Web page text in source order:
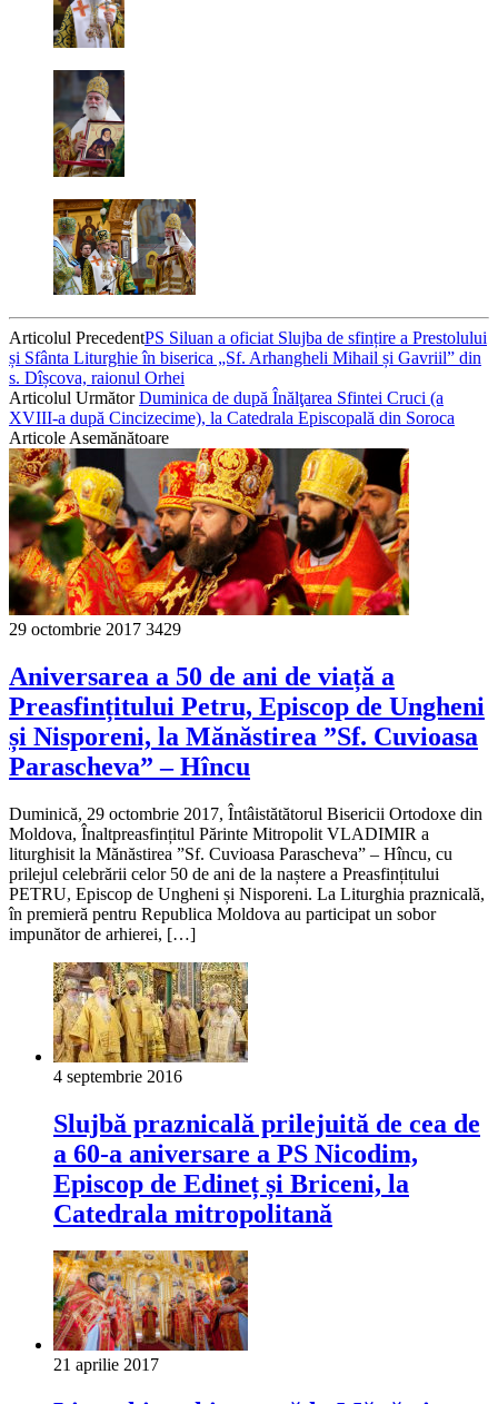
Articolul PrecedentPS Siluan a oficiat Slujba de sfințire a Prestolului
și Sfânta Liturghie în biserica „Sf. Arhangheli Mihail și Gavriil” din
s. Dîșcova, raionul Orhei
Articolul UrmătorDuminica de după Înălţarea Sfintei Cruci (a
XVIII-a după Cincizecime), la Catedrala Episcopală din Soroca
Articole Asemănătoare
29 octombrie 2017 3429
Aniversarea a 50 de ani de viață a
Preasfințitului Petru, Episcop de Ungheni
și Nisporeni, la Mănăstirea ”Sf. Cuvioasa
Parascheva” – Hîncu
Duminică, 29 octombrie 2017, Întâistătătorul Bisericii Ortodoxe din
Moldova, Înaltpreasfințitul Părinte Mitropolit VLADIMIR a
liturghisit la Mănăstirea ”Sf. Cuvioasa Parascheva” – Hîncu, cu
prilejul celebrării celor 50 de ani de la naștere a Preasfințitului
PETRU, Episcop de Ungheni și Nisporeni. La Liturghia praznicală,
în premieră pentru Republica Moldova au participat un sobor
impunător de arhierei, […]
4 septembrie 2016
Slujbă praznicală prilejuită de cea de
a 60-a aniversare a PS Nicodim,
Episcop de Edineț și Briceni, la
Catedrala mitropolitană
21 aprilie 2017